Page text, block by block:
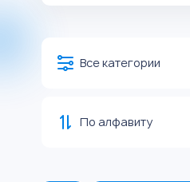
Все категории
По алфавиту